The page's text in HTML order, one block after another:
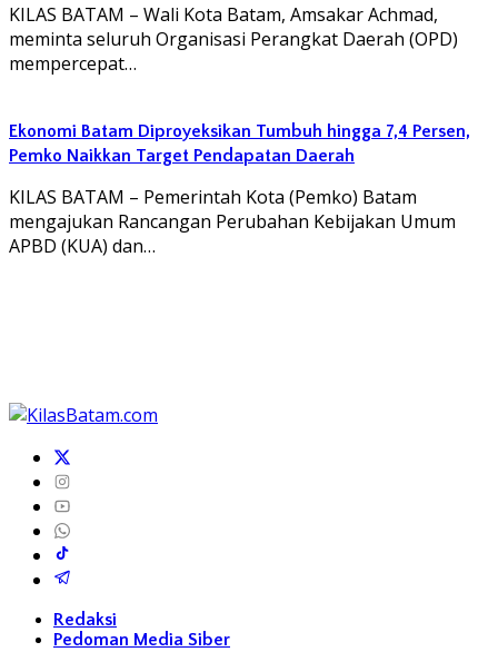
KILAS BATAM – Wali Kota Batam, Amsakar Achmad,
meminta seluruh Organisasi Perangkat Daerah (OPD)
mempercepat…
Ekonomi Batam Diproyeksikan Tumbuh hingga 7,4 Persen,
Pemko Naikkan Target Pendapatan Daerah
KILAS BATAM – Pemerintah Kota (Pemko) Batam
mengajukan Rancangan Perubahan Kebijakan Umum
APBD (KUA) dan…
Redaksi
Pedoman Media Siber